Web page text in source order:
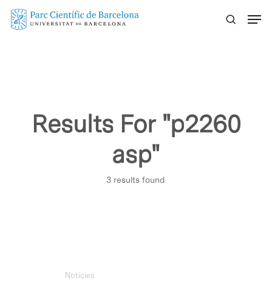
Skip
Results For "p2260
asp"
3 results found
Notícies